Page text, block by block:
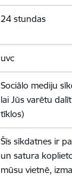
24 stundas
uvc
Sociālo mediju
lai Jūs varētu
tīklos)
Šīs sīkdatnes ir
un satura
mūsu vietnē,